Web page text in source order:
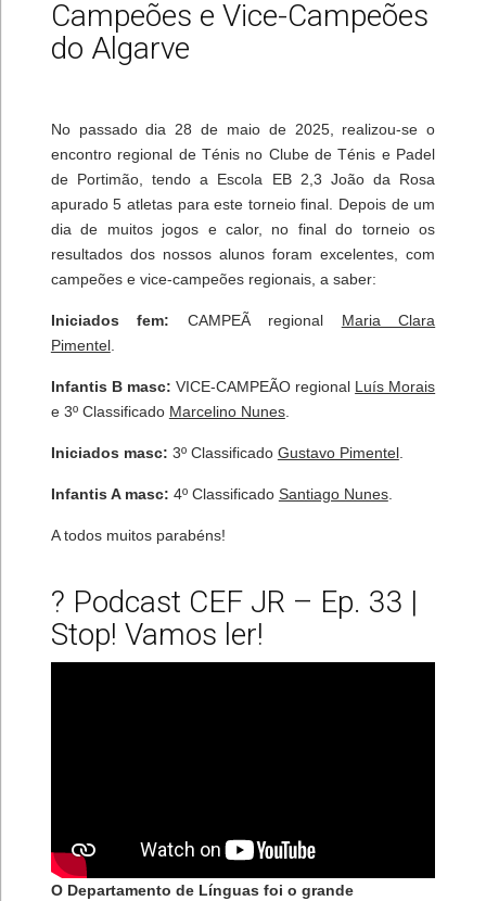
Campeões e Vice-Campeões
do Algarve
No passado dia 28 de maio de 2025, realizou-se o
encontro regional de Ténis no Clube de Ténis e Padel
de Portimão, tendo a Escola EB 2,3 João da Rosa
apurado 5 atletas para este torneio final. Depois de um
dia de muitos jogos e calor, no final do torneio os
resultados dos nossos alunos foram excelentes, com
campeões e vice-campeões regionais, a saber:
Iniciados fem: CAMPEÃ regional Maria Clara
Pimentel.
Infantis B masc: VICE-CAMPEÃO regional Luís Morais
e 3º Classificado Marcelino Nunes.
Iniciados masc: 3º Classificado Gustavo Pimentel.
Infantis A masc: 4º Classificado Santiago Nunes.
A todos muitos parabéns!
?️ Podcast CEF JR – Ep. 33 |
Stop! Vamos ler!
O Departamento de Línguas foi o grande